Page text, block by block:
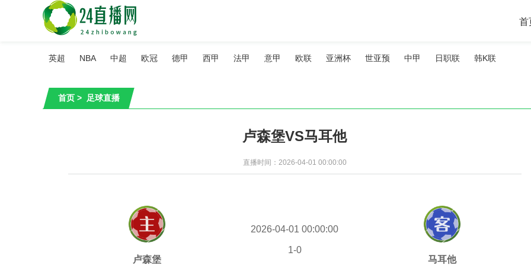
首
英超 NBA 中超 欧冠 德甲 西甲 法甲 意甲 欧联 亚洲杯 世亚预 中甲 日职联 韩K联
首页 > 足球直播
卢森堡VS马耳他
直播时间：2026-04-01 00:00:00
卢森堡
2026-04-01 00:00:00
1-0
马耳他